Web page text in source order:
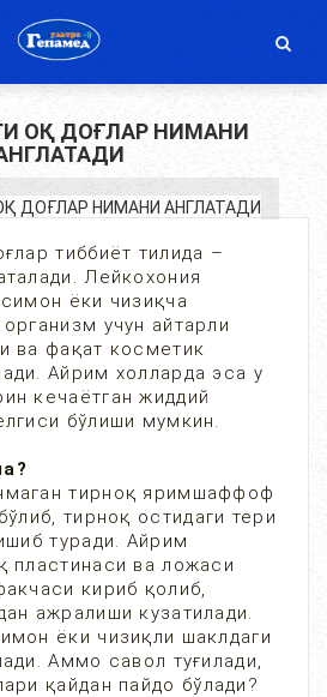
ОҚ ДОҒЛАР НИМАНИ
тиббиёт тилида –
Лейкохония
ёки чизиқча
учун айтарли
ва фақат косметик
Айрим холларда эса у
кечаётган жиддий
бўлиши мумкин.
тирноқ яримшаффоф
тирноқ остидаги тери
туради. Айрим
пластинаси ва ложаси
кириб қолиб,
ажралиши кузатилади.
ёки чизиқли шаклдаги
Аммо савол туғилади,
қайдан пайдо бўлади?